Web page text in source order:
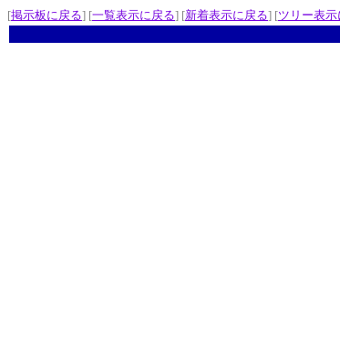
[掲示板に戻る] [一覧表示に戻る] [新着表示に戻る] [ツリー表示